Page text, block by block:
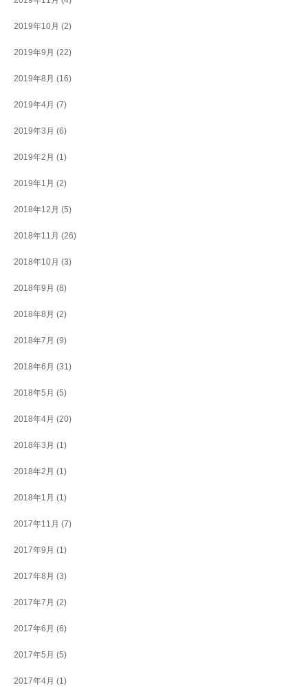
2019年10月 (2)
2019年9月 (22)
2019年8月 (16)
2019年4月 (7)
2019年3月 (6)
2019年2月 (1)
2019年1月 (2)
2018年12月 (5)
2018年11月 (26)
2018年10月 (3)
2018年9月 (8)
2018年8月 (2)
2018年7月 (9)
2018年6月 (31)
2018年5月 (5)
2018年4月 (20)
2018年3月 (1)
2018年2月 (1)
2018年1月 (1)
2017年11月 (7)
2017年9月 (1)
2017年8月 (3)
2017年7月 (2)
2017年6月 (6)
2017年5月 (5)
2017年4月 (1)